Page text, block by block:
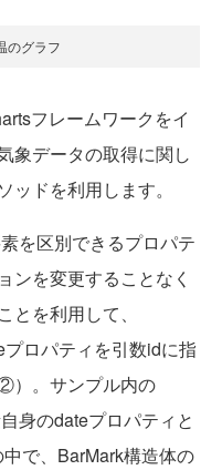
のグラフ
フレームワークをイ
象データの取得に関し
ドを利用します。
を区別できるプロパテ
ンを変更することなく
を利用して、
ロパティを引数idに指
）。サンプル内の
身のdateプロパティと
で、BarMark構造体の